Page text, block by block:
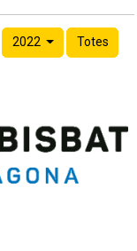
2022 Totes